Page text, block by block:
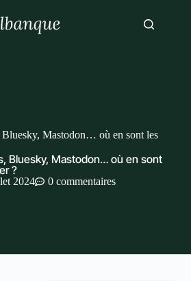
Mastodon… où en sont les
Bluesky, Mastodon… où en sont
?
2024 0 commentaires